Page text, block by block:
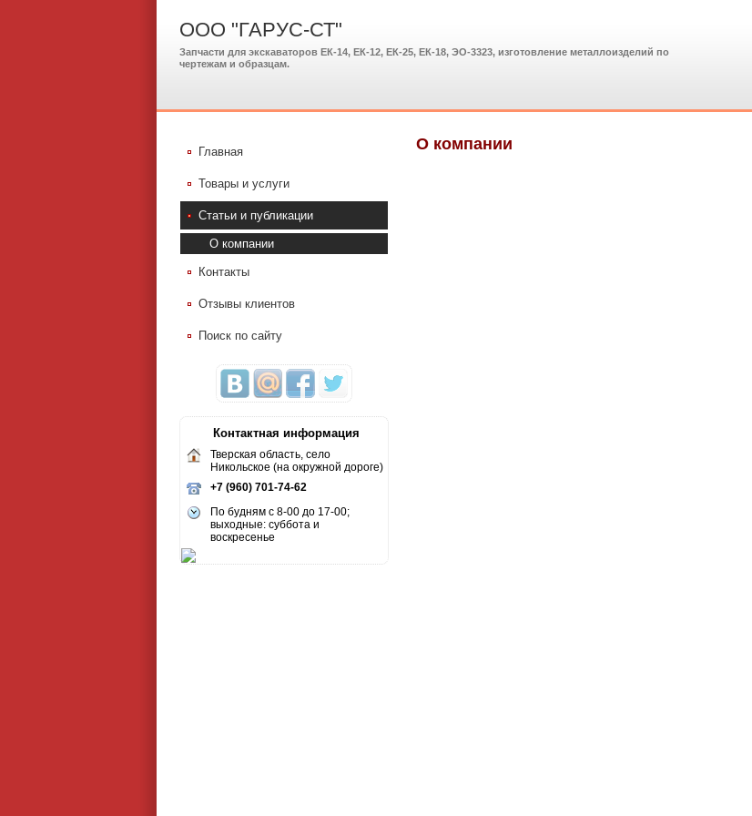
ООО "ГАРУС-СТ"
Запчасти для экскаваторов ЕК-14, ЕК-12, ЕК-25, ЕК-18, ЭО-3323, изготовление металлоизделий по
чертежам и образцам.
О компании
Главная
Товары и услуги
Статьи и публикации
О компании
Контакты
Отзывы клиентов
Поиск по сайту
Контактная информация
Тверская область, село
Никольское (на окружной дороге)
+7 (960) 701-74-62
По будням с 8-00 до 17-00;
выходные: суббота и
воскресенье